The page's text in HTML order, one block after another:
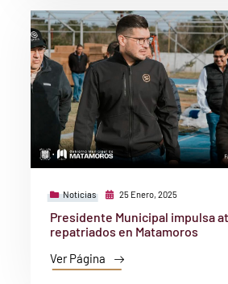
Noticias 25 Enero, 2025
Presidente Municipal impulsa
repatriados en Matamoros
Ver Página